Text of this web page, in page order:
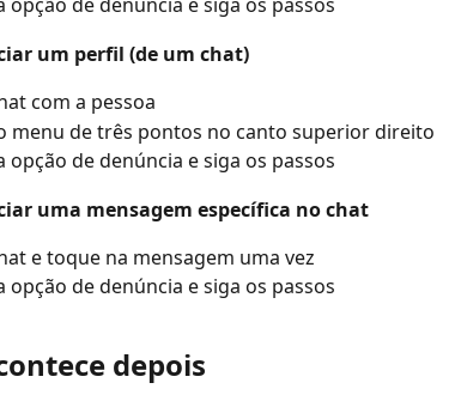
um perfil (de um chat)
com a pessoa
menu de três pontos no canto superior direito
opção de denúncia e siga os passos
uma mensagem específica no chat
e toque na mensagem uma vez
opção de denúncia e siga os passos
depois